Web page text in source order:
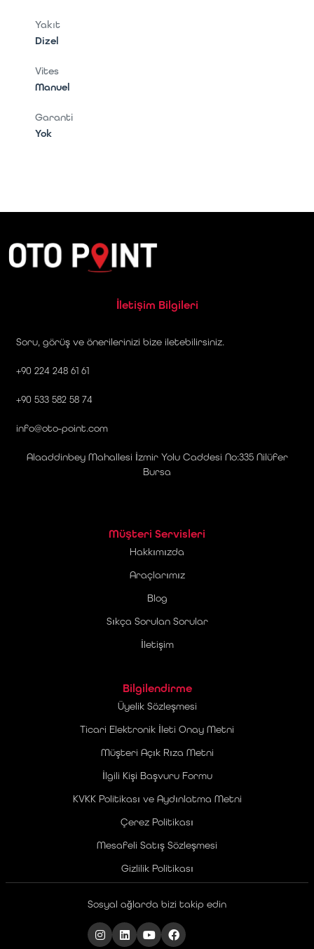
Yakıt
Dizel
Vites
Manuel
Garanti
Yok
İletişim Bilgileri
Soru, görüş ve önerilerinizi bize iletebilirsiniz.
+90 224 248 61 61
+90 533 582 58 74
info@oto-point.com
Alaaddinbey Mahallesi İzmir Yolu Caddesi No:335 Nilüfer
Bursa
Müşteri Servisleri
Hakkımızda
Araçlarımız
Blog
Sıkça Sorulan Sorular
İletişim
Bilgilendirme
Üyelik Sözleşmesi
Ticari Elektronik İleti Onay Metni
Müşteri Açık Rıza Metni
İlgili Kişi Başvuru Formu
KVKK Politikası ve Aydınlatma Metni
Çerez Politikası
Mesafeli Satış Sözleşmesi
Gizlilik Politikası
Sosyal ağlarda bizi takip edin